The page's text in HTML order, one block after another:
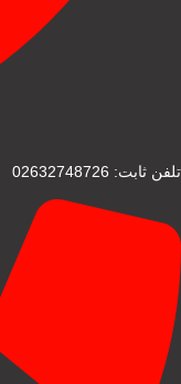
تلفن ثابت: 02632748726